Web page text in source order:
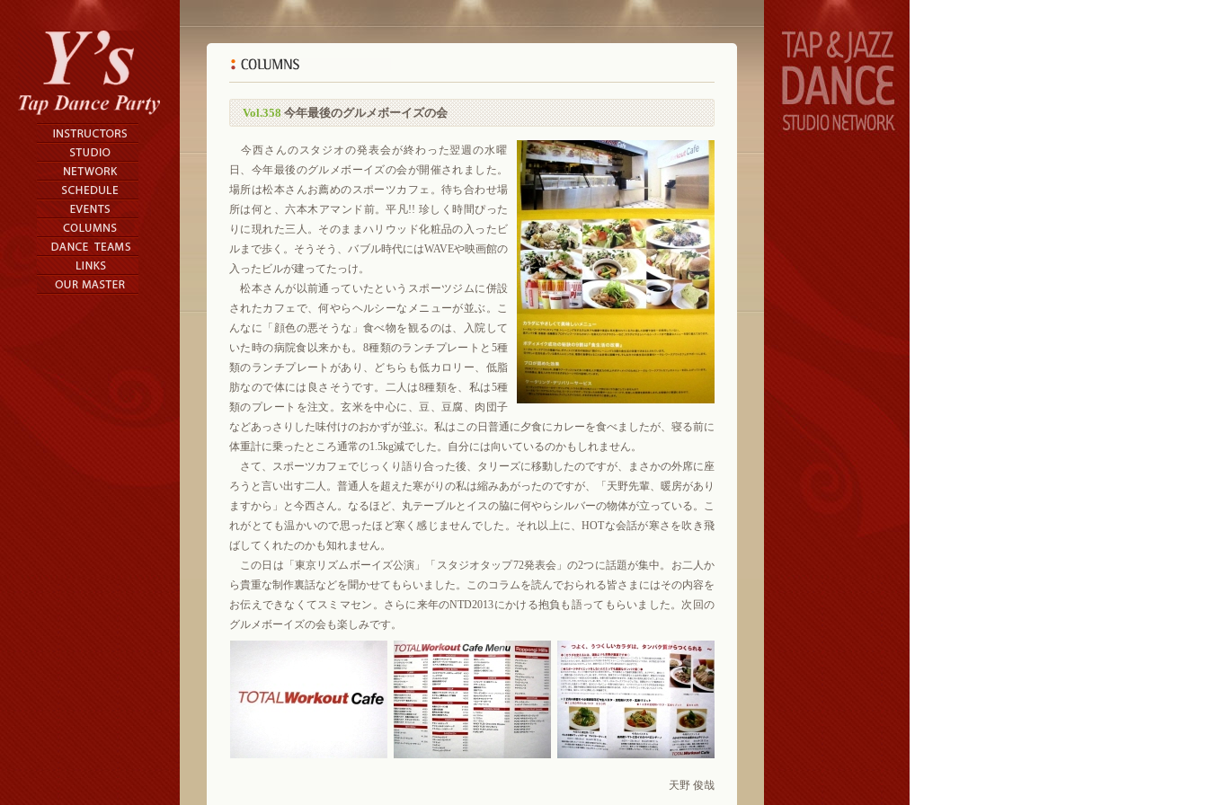
Vol.358今年最後のグルメボーイズの会
今西さんのスタジオの発表会が終わった翌週の水曜
日、今年最後のグルメボーイズの会が開催されました。
場所は松本さんお薦めのスポーツカフェ。待ち合わせ場
所は何と、六本木アマンド前。平凡!! 珍しく時間ぴった
りに現れた三人。そのままハリウッド化粧品の入ったビ
ルまで歩く。そうそう、バブル時代にはWAVEや映画館の
入ったビルが建ってたっけ。
松本さんが以前通っていたというスポーツジムに併設
されたカフェで、何やらヘルシーなメニューが並ぶ。こ
んなに「顔色の悪そうな」食べ物を観るのは、入院して
いた時の病院食以来かも。8種類のランチプレートと5種
類のランチプレートがあり、どちらも低カロリー、低脂
肪なので体には良さそうです。二人は8種類を、私は5種
類のプレートを注文。玄米を中心に、豆、豆腐、肉団子
などあっさりした味付けのおかずが並ぶ。私はこの日普通に夕食にカレーを食べましたが、寝る前に
体重計に乗ったところ通常の1.5kg減でした。自分には向いているのかもしれません。
さて、スポーツカフェでじっくり語り合った後、タリーズに移動したのですが、まさかの外席に座
ろうと言い出す二人。普通人を超えた寒がりの私は縮みあがったのですが、「天野先輩、暖房があり
ますから」と今西さん。なるほど、丸テーブルとイスの脇に何やらシルバーの物体が立っている。こ
れがとても温かいので思ったほど寒く感じませんでした。それ以上に、HOTな会話が寒さを吹き飛
ばしてくれたのかも知れません。
この日は「東京リズムボーイズ公演」「スタジオタップ72発表会」の2つに話題が集中。お二人か
ら貴重な制作裏話などを聞かせてもらいました。このコラムを読んでおられる皆さまにはその内容を
お伝えできなくてスミマセン。さらに来年のNTD2013にかける抱負も語ってもらいました。次回の
グルメボーイズの会も楽しみです。
天野 俊哉